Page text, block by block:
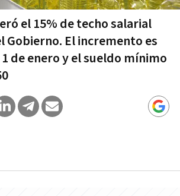
el 15% de techo salarial
Gobierno. El incremento es
de enero y el sueldo mínimo